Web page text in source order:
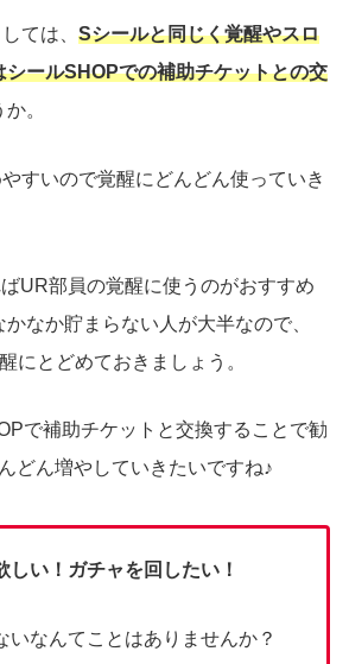
ては、 Sシールと同じく覚醒やスロ
シールSHOPでの補助チケットとの交
。
すいので覚醒にどんどん使っていき
UR部員の覚醒に使うのがおすすめ
なか貯まらない人が大半なので、
にとどめておきましょう。
で補助チケットと交換することで勧
どん増やしていきたいですね♪
しい！ガチャを回したい！
いなんてことはありませんか？